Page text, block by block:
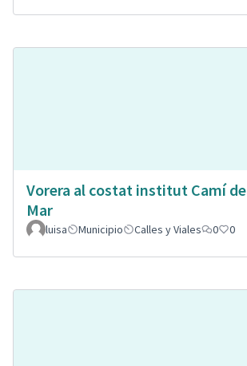
Vorera al costat institut Camí de
Mar
luisa Municipio Calles y Viales 0 0